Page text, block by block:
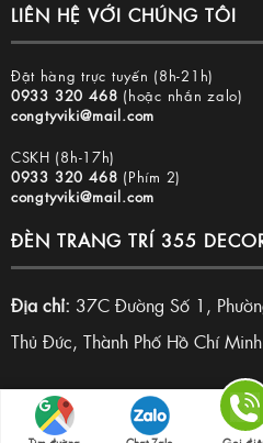
LIÊN HỆ VỚI CHÚNG TÔI
Đặt hàng trực tuyến (8h-21h)
0933 320 468 (hoặc nhắn zalo)
congtyviki@mail.com
CSKH (8h-17h)
0933 320 468 (Phím 2)
congtyviki@mail.com
ĐÈN TRANG TRÍ 355
Địa chỉ: 37C Đường Số 1,
Thủ Đức, Thành Phố Hồ Chí Minh
Copyright 2026 © Đèn